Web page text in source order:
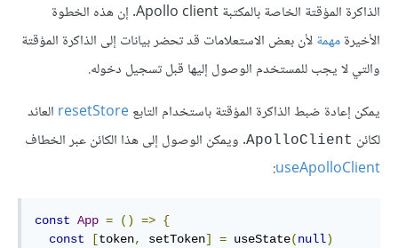
الذاكرة المؤقتة الخاصة بالمكتبة Apollo client. إن هذه الخطوة
الأخيرةمهمةلأن بعض الاستعلامات قد تحضر بيانات إلى الذاكرة المؤقتة
والتي لا يجب للمستخدم الوصول إليها قبل تسجيل دخوله.
يمكن إعادة ضبط الذاكرة المؤقتة باستخدام التابعresetStore العائد
لكائن ApolloClient. ويمكن الوصول إلى هذا الكائن عبر الخطاف
useApolloClient
:
const App = () => {
const
[token, setToken] = useState(null)